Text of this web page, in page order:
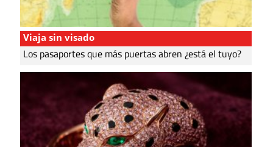
Viaja sin visado
Los pasaportes que más puertas abren ¿está el tuyo?